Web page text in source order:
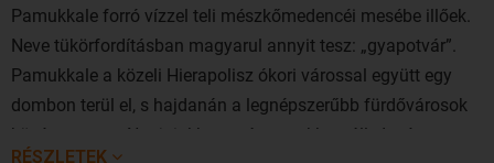
Pamukkale forró vízzel teli mészkőmedencéi mesébe illőek.
Neve tükörfordításban magyarul annyit tesz: „gyapotvár”.
Pamukkale a közeli Hierapolisz ókori várossal együtt egy
dombon terül el, s hajdanán a legnépszerűbb fürdővárosok
közé tartozott. Napjainkban már romokban áll, de része az
RÉSZLETEK